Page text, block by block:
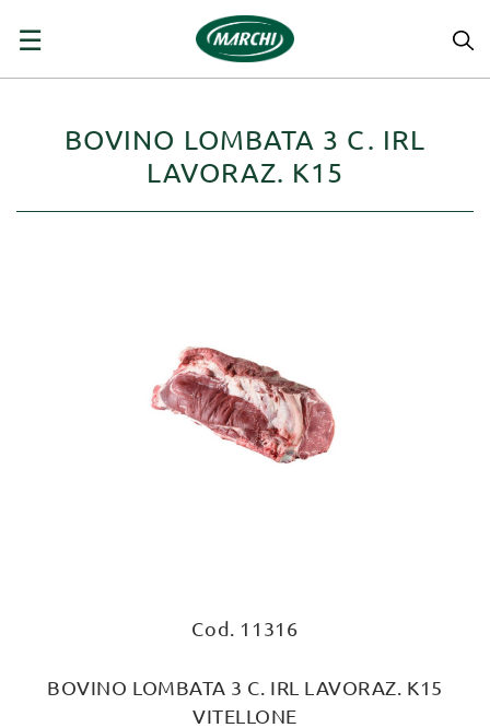
navigazione
☰
BOVINO LOMBATA 3 C. IRL
LAVORAZ. K15
Cod. 11316
BOVINO LOMBATA 3 C. IRL LAVORAZ. K15
VITELLONE